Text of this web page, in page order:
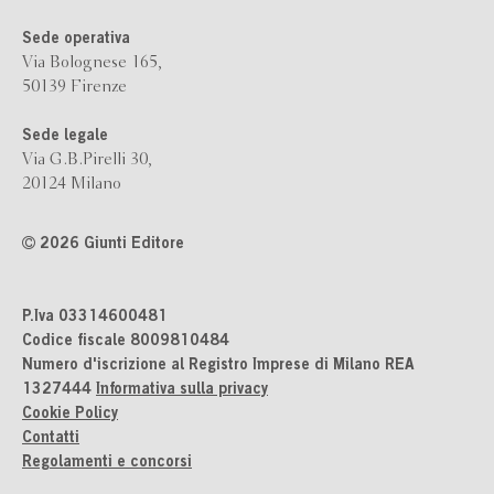
Sede operativa
Via Bolognese 165,
50139 Firenze
Sede legale
Via G.B.Pirelli 30,
20124 Milano
2026 Giunti Editore
P.Iva 03314600481
Codice fiscale 8009810484
Numero d'iscrizione al Registro Imprese di Milano REA
1327444 Informativa sulla privacy
Cookie Policy
Contatti
Regolamenti e concorsi